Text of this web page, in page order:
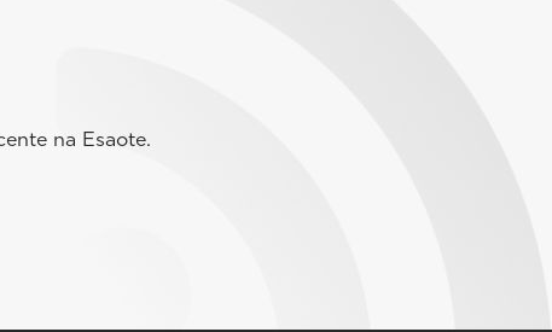
na Esaote.